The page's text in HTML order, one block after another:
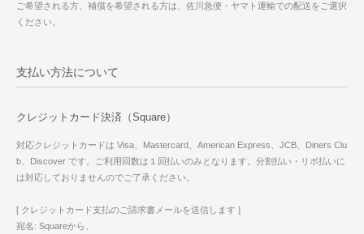
ご希望される方、補償を希望される方は、佐川急便・ヤマト運輸での配送をご選択
ください。
支払い方法について
クレジットカード決済（Square）
対応クレジットカードは Visa、Mastercard、American Express、JCB、Diners Clu
b、Discover です。ご利用回数は１回払いのみとなります。分割払い・リボ払いに
は対応しておりませんのでご了承ください。
[ クレジットカード支払のご請求書メールを送信します ]
宛名: Squareから、